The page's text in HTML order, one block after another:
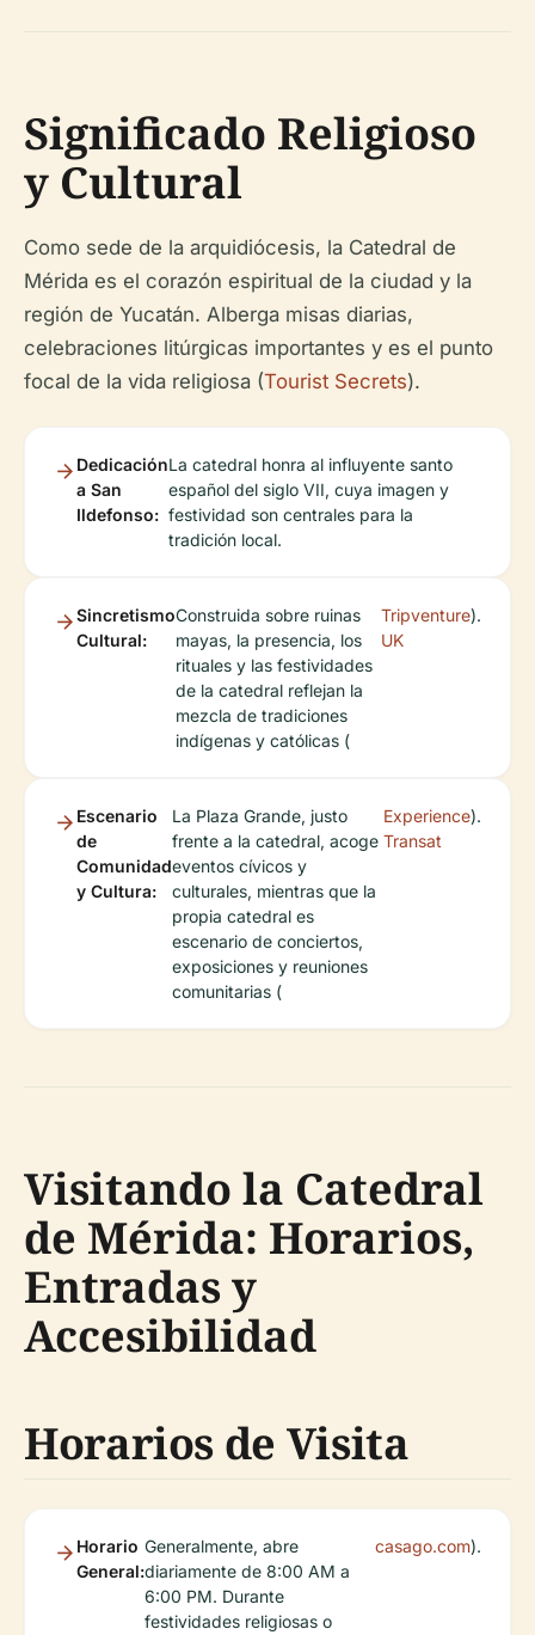
Significado Religioso
y Cultural
Como sede de la arquidiócesis, la Catedral de
Mérida es el corazón espiritual de la ciudad y la
región de Yucatán. Alberga misas diarias,
celebraciones litúrgicas importantes y es el punto
focal de la vida religiosa (Tourist Secrets).
Dedicación
a San
Ildefonso:
La catedral honra al influyente santo
español del siglo VII, cuya imagen y
festividad son centrales para la
tradición local.
Sincretismo
Cultural:
Construida sobre ruinas
mayas, la presencia, los
rituales y las festividades
de la catedral reflejan la
mezcla de tradiciones
indígenas y católicas (
Tripventure
UK
).
Escenario
de
Comunidad
y Cultura:
La Plaza Grande, justo
frente a la catedral, acoge
eventos cívicos y
culturales, mientras que la
propia catedral es
escenario de conciertos,
exposiciones y reuniones
comunitarias (
Experience
Transat
).
Visitando la Catedral
de Mérida: Horarios,
Entradas y
Accesibilidad
Horarios de Visita
Horario
General:
Generalmente, abre
diariamente de 8:00 AM a
6:00 PM. Durante
festividades religiosas o
casago.com).